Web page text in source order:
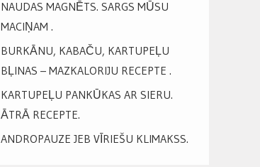
NAUDAS MAGNĒTS. SARGS MŪSU
MACIŅAM .
BURKĀNU, KABAČU, KARTUPEĻU
BĻINAS – MAZKALORIJU RECEPTE .
KARTUPEĻU PANKŪKAS AR SIERU.
ĀTRĀ RECEPTE.
ANDROPAUZE JEB VĪRIEŠU KLIMAKSS.